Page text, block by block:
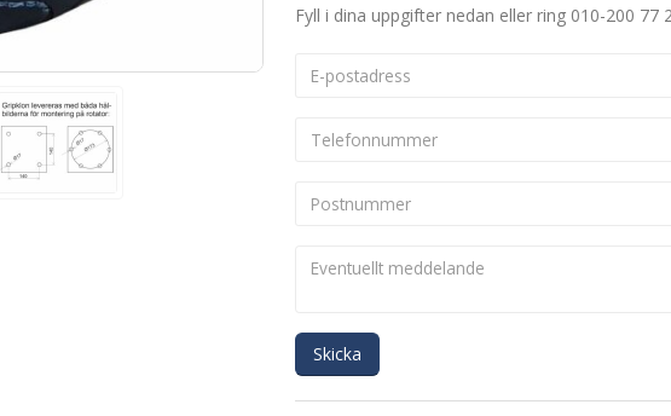
Fyll i dina uppgifter nedan eller ring 010-200 77
Skicka